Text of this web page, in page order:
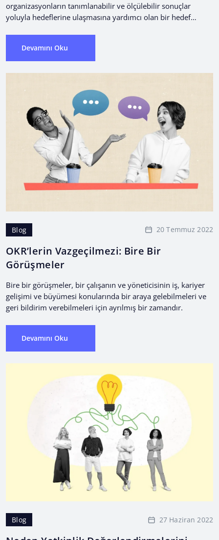
organizasyonların tanımlanabilir ve ölçülebilir sonuçlar
yoluyla hedeflerine ulaşmasına yardımcı olan bir hedef
Devamını Oku
Blog 20 Temmuz 2022
OKR’lerin Vazgeçilmezi: Bire Bir
Görüşmeler
Bire bir görüşmeler, bir çalışanın ve yöneticisinin iş, kariyer
gelişimi ve büyümesi konularında bir araya gelebilmeleri ve
geri bildirim verebilmeleri için ayrılmış bir zamandır.
Devamını Oku
Blog 27 Haziran 2022